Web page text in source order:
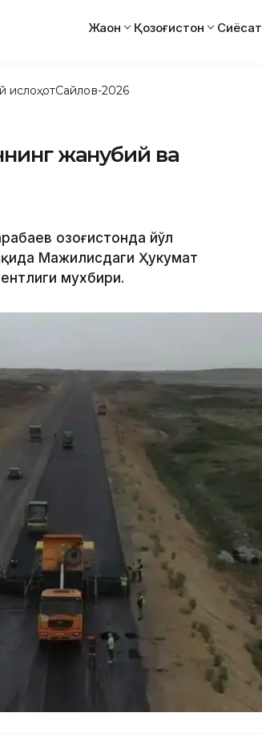
Жаҳон Қозоғистон Сиёсат
ислоҳотСайлов-2026
жанубий ва
Қозоғистонда йўл
Мажилисдаги Ҳукумат
мухбири.